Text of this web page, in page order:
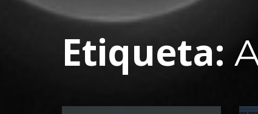
Etiqueta: